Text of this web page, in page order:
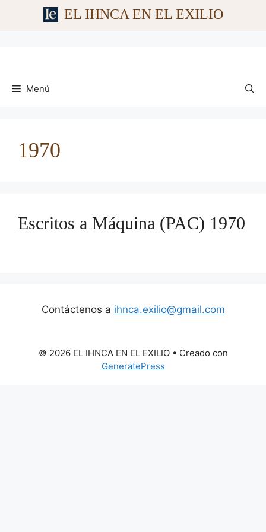
EL IHNCA EN EL EXILIO
contenido
Menú
1970
Escritos a Máquina (PAC) 1970
Contáctenos a ihnca.exilio@gmail.com
© 2026 EL IHNCA EN EL EXILIO• Creado con
GeneratePress